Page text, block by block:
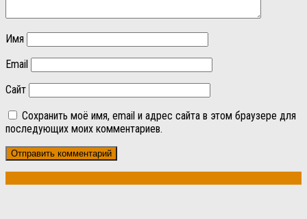
Имя
Email
Сайт
Сохранить моё имя, email и адрес сайта в этом браузере для
последующих моих комментариев.